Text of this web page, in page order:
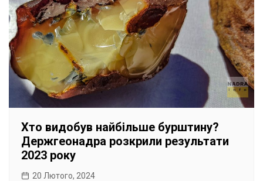
Хто видобув найбільше бурштину?
Держгеонадра розкрили результати
2023 року
20 Лютого, 2024